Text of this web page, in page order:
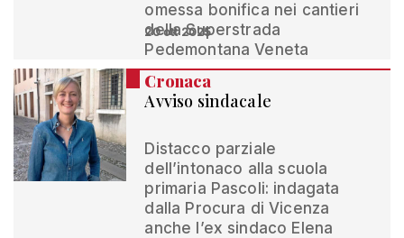
omessa bonifica nei cantieri
della Superstrada
Pedemontana Veneta
20 ott 2025
Cronaca
Avviso sindacale
Distacco parziale
dell’intonaco alla scuola
primaria Pascoli: indagata
dalla Procura di Vicenza
anche l’ex sindaco Elena